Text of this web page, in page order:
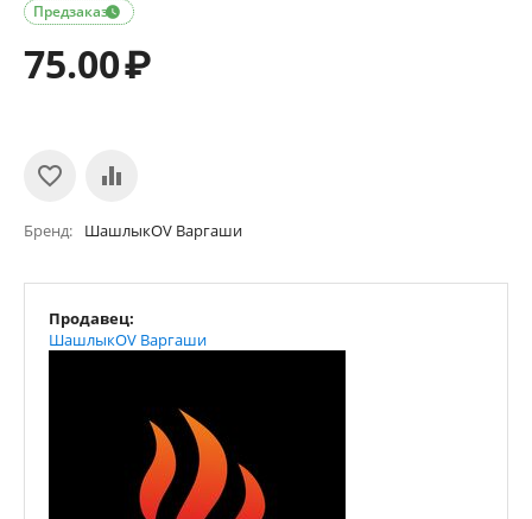

Предзаказ
75.00₽
Бренд ШашлыкOV Варгаши
Продавец:
ШашлыкOV Варгаши